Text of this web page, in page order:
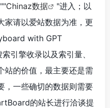
""Chinaz数据
"进入；以
家请以爱站数据为准，更
with GPT
引擎收录以及索引量、
站的价值，最主要还是需
，一些确切的数据则需要
的站长进行洽谈提